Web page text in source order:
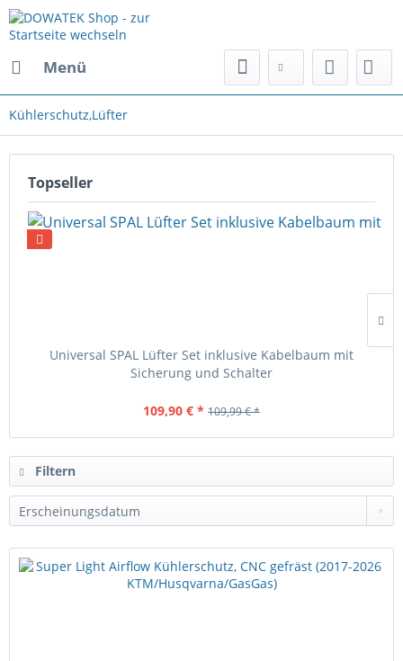
Menü
Kühlerschutz,Lüfter
Topseller
Universal SPAL Lüfter Set inklusive Kabelbaum mit
Sicherung und Schalter
109,90 € * 109,99 € *
Filtern